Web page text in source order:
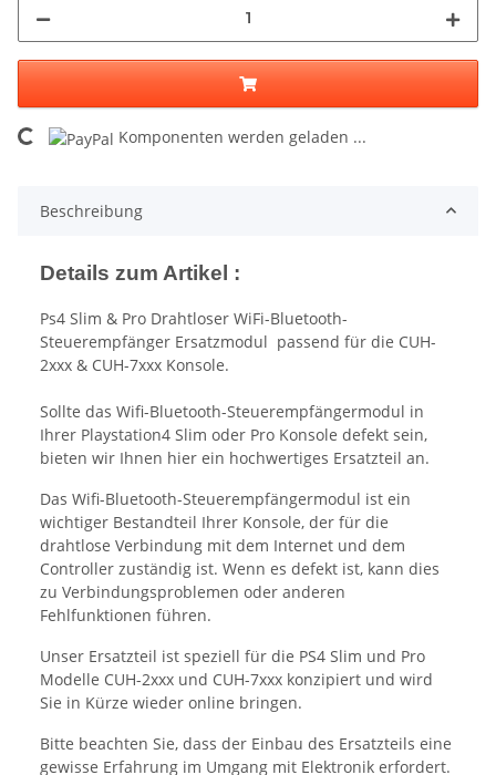
Loading... Komponenten werden geladen ...
Beschreibung
Details zum Artikel :
Ps4 Slim & Pro Drahtloser WiFi-Bluetooth-
Steuerempfänger Ersatzmodul passend für die CUH-
2xxx & CUH-7xxx Konsole.
Sollte das Wifi-Bluetooth-Steuerempfängermodul in
Ihrer Playstation4 Slim oder Pro Konsole defekt sein,
bieten wir Ihnen hier ein hochwertiges Ersatzteil an.
Das Wifi-Bluetooth-Steuerempfängermodul ist ein
wichtiger Bestandteil Ihrer Konsole, der für die
drahtlose Verbindung mit dem Internet und dem
Controller zuständig ist. Wenn es defekt ist, kann dies
zu Verbindungsproblemen oder anderen
Fehlfunktionen führen.
Unser Ersatzteil ist speziell für die PS4 Slim und Pro
Modelle CUH-2xxx und CUH-7xxx konzipiert und wird
Sie in Kürze wieder online bringen.
Bitte beachten Sie, dass der Einbau des Ersatzteils eine
gewisse Erfahrung im Umgang mit Elektronik erfordert.